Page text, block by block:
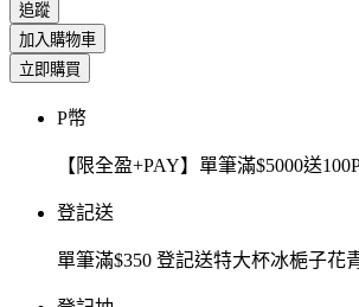
追蹤
加入購物車
立即購買
P幣
【限全盈+PAY】單筆滿$5000送
登記送
單筆滿$350 登記送特大杯冰梔子花